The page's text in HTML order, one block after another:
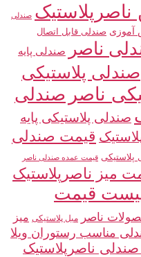
ناصرپلاستیک صندلی
آموزی صندلی قابل اتصال
ناصر صندلی پایه
صندلی پلاستیکی
ناصر صندلی
صندلی پلاستیکی پایه
قیمت صندلی
قیمت عمده صندلی ناصر
میز ناصرپلاستیک
قیمت
ناصر مبل پلاستیکی میز
مناسب رستوران ویلا
صندلی ناصرپلاستیک